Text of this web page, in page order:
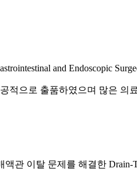
and Endoscopic
으로 출품하였으며 많은 의
관 이탈 문제를 해결한